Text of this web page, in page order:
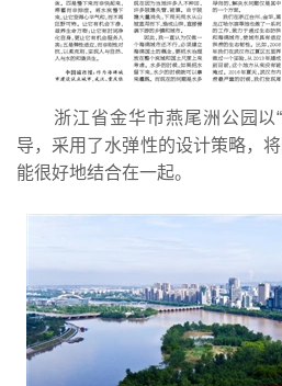
浙江省金华市燕尾洲公园以“
导，采用了水弹性的设计策略，
能很好地结合在一起。